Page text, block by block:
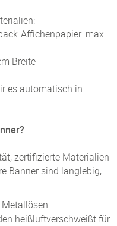
Affichenpapier: max.
Breite
es automatisch in
zertifizierte Materialien
Banner sind langlebig,
heißluftverschweißt für